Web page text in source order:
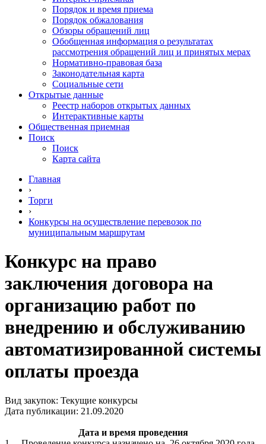
Порядок и время приема
Порядок обжалования
Обзоры обращений лиц
Обобщенная информация о результатах
рассмотрения обращений лиц и принятых мерах
Нормативно-правовая база
Законодательная карта
Социальные сети
Открытые данные
Реестр наборов открытых данных
Интерактивные карты
Общественная приемная
Поиск
Поиск
Карта сайта
Главная
›
Торги
›
Конкурсы на осуществление перевозок по
муниципальным маршрутам
Конкурс на право
заключения договора на
организацию работ по
внедрению и обслуживанию
автоматизированной системы
оплаты проезда
Вид закупок: Текущие конкурсы
Дата публикации: 21.09.2020
Дата и время проведения